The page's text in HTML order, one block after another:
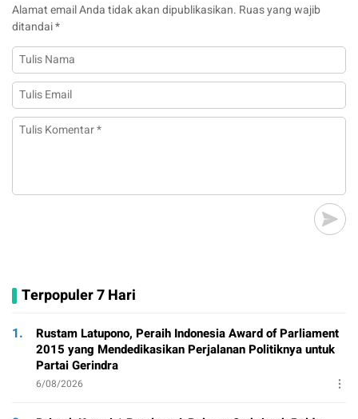
Alamat email Anda tidak akan dipublikasikan. Ruas yang wajib
ditandai*
Terpopuler 7 Hari
1.
Rustam Latupono, Peraih Indonesia Award of Parliament
2015 yang Mendedikasikan Perjalanan Politiknya untuk
Partai Gerindra
6/08/2026